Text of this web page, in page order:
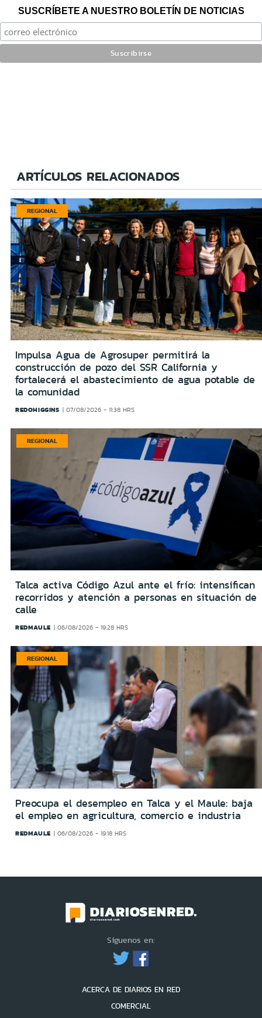
SUSCRÍBETE A NUESTRO BOLETÍN DE NOTICIAS
ARTÍCULOS RELACIONADOS
REGIONAL
Impulsa Agua de Agrosuper permitirá la
construcción de pozo del SSR California y
fortalecerá el abastecimiento de agua potable de
la comunidad
REDOHIGGINS 07/08/2026 - 11:38 HRS
REGIONAL
Talca activa Código Azul ante el frío: intensifican
recorridos y atención a personas en situación de
calle
REDMAULE 06/08/2026 - 19:28 HRS
REGIONAL
Preocupa el desempleo en Talca y el Maule: baja
el empleo en agricultura, comercio e industria
REDMAULE 06/08/2026 - 19:18 HRS
Síguenos en:
ACERCA DE DIARIOS EN RED
COMERCIAL